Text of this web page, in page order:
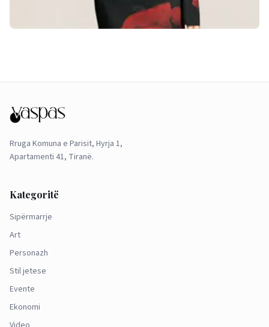
Rruga Komuna e Parisit, Hyrja 1,
Apartamenti 41, Tiranë.
Kategoritë
Sipërmarrje
Art
Personazh
Stil jetese
Evente
Ekonomi